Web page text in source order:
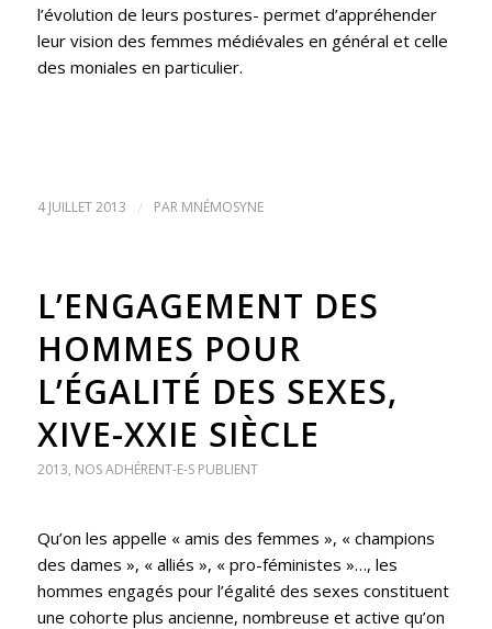
l’évolution de leurs postures- permet d’appréhender
leur vision des femmes médiévales en général et celle
des moniales en particulier.
4 JUILLET 2013 / PAR MNÉMOSYNE
L’ENGAGEMENT DES
HOMMES POUR
L’ÉGALITÉ DES SEXES,
XIVE-XXIE SIÈCLE
2013, NOS ADHÉRENT-E-S PUBLIENT
Qu’on les appelle « amis des femmes », « champions
des dames », « alliés », « pro-féministes »…, les
hommes engagés pour l’égalité des sexes constituent
une cohorte plus ancienne, nombreuse et active qu’on